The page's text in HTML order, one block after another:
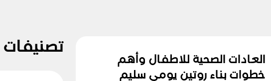
العادات الصحية للاطفال وأهم
خطوات بناء روتين يومي سليم
تصنيفات